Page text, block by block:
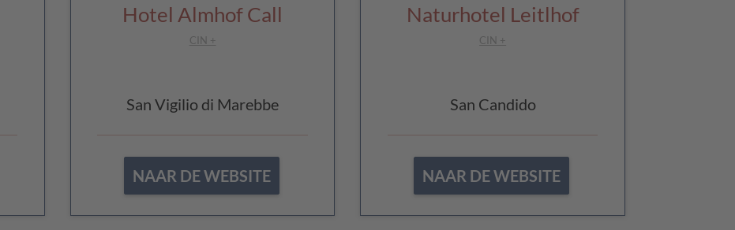
Hotel Almhof Call
CIN +
San Vigilio di Marebbe
NAAR DE WEBSITE
Naturhotel Leitlhof
CIN +
San Candido
NAAR DE WEBSITE